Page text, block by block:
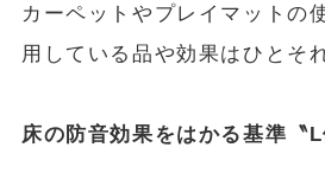
カーペットやプレイマットの
用している品や効果はひとそ
床の防音効果をはかる基準〝L